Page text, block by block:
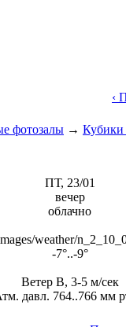
‹
фотозалы → Кубики
ПТ, 23/01
вечер
облачно
-7°..-9°
Ветер В, 3-5 м/сек
давл. 764..766 мм